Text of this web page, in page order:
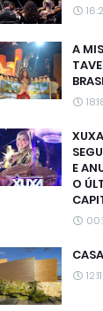
A
E
O